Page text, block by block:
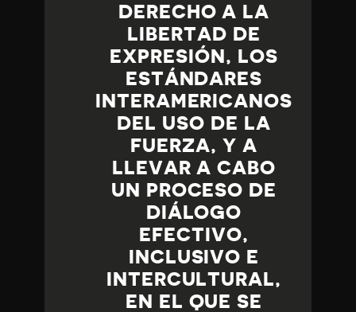
DERECHO A LA
LIBERTAD DE
EXPRESIÓN, LOS
ESTÁNDARES
INTERAMERICANOS
DEL USO DE LA
FUERZA, Y A
LLEVAR A CABO
UN PROCESO DE
DIÁLOGO
EFECTIVO,
INCLUSIVO E
INTERCULTURAL,
EN EL QUE SE